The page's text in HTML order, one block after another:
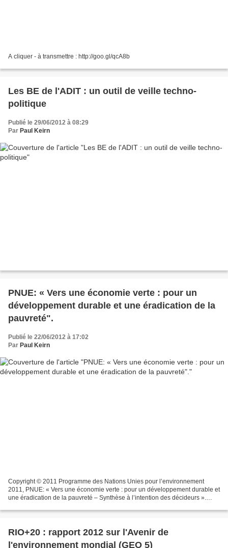
A cliquer - à transmettre : http://goo.gl/qcA8b
Les BE de l'ADIT : un outil de veille techno-
politique
Publié le 29/06/2012 à 08:29
Par Paul Keirn
PNUE: « Vers une économie verte : pour un
développement durable et une éradication de la
pauvreté".
Publié le 22/06/2012 à 17:02
Par Paul Keirn
Copyright © 2011 Programme des Nations Unies pour l’environnement
2011, PNUE: « Vers une économie verte : pour un développement durable et
une éradication de la pauvreté – Synthèse à l’intention des décideurs ».
RIO+20 : rapport 2012 sur l'Avenir de
l'environnement mondial (GEO 5)